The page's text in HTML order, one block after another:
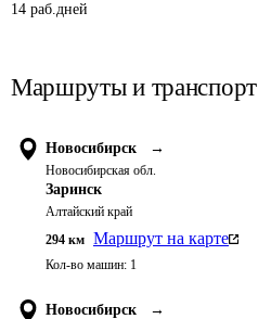
14 раб.дней
Маршруты и транспорт
Новосибирск →
Новосибирская обл.
Заринск
Алтайский край
294 км Маршрут на карте
Кол-во машин: 1
Новосибирск →